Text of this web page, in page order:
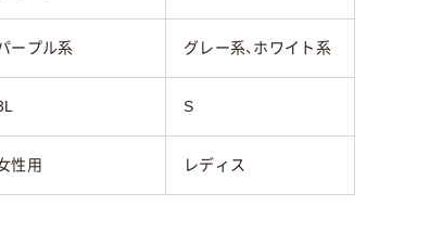
ープル系 グレー系、ホワイト系
S
性用 レディス